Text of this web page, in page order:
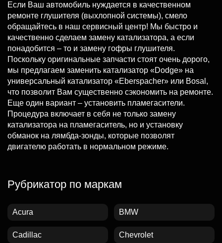
Если Ваш автомобиль нуждается в качественном
ремонте глушителя (выхлопной системы), смело
обращайтесь в наш сервисный центр! Мы быстро и
качественно сделаем замену катализатора, а если
понадобится – то и замену гофры глушителя.
Поскольку оригинальные запчасти стоят очень дорого,
мы предлагаем заменить катализатор «Dodge» на
универсальный катализатор «Eberspacher» или Bosal,
что позволит Вам существенно сэкономить на ремонте.
Еще один вариант – установить пламегасители.
Процедура включает в себя не только замену
катализатора на пламегаситель, но и установку
обманок на лямбда-зонды, которые позволят
двигателю работать в нормальном режиме.
Рубрикатор по маркам
Acura BMW
Cadillac Chevrolet